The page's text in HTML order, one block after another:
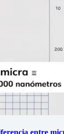
entre